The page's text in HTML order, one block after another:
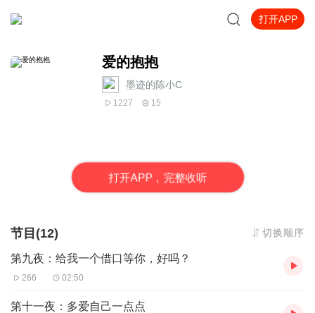
打开APP
爱的抱抱
墨迹的陈小C
1227 15
打开APP，完整收听
节目(12) 切换顺序
第九夜：给我一个借口等你，好吗？
266 02:50
第十一夜：多爱自己一点点